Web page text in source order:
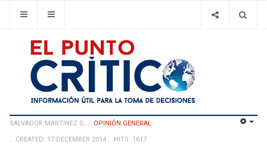
SALVADOR MARTÍNEZ G.
OPINIÓN GENERAL
CREATED: 17 DECEMBER 2014
HITS: 1617